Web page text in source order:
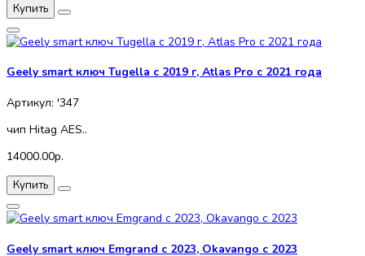
Купить
Geely smart ключ Tugella с 2019 г, Atlas Pro с 2021 года
Артикул: '347
чип Hitag AES..
14000.00р.
Купить
Geely smart ключ Emgrand с 2023, Okavango с 2023